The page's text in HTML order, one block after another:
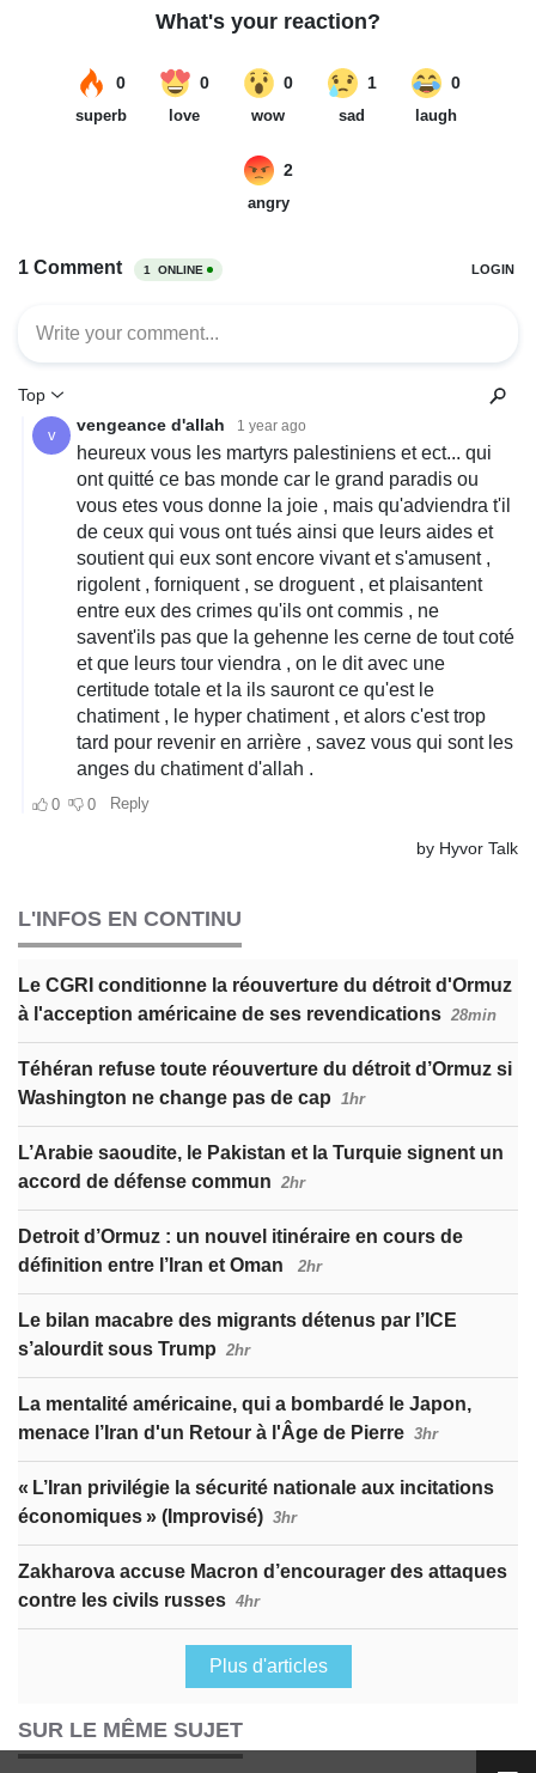
L'INFOS EN CONTINU
Le CGRI conditionne la réouverture du détroit d'Ormuz
à l'acception américaine de ses revendications 28min
Téhéran refuse toute réouverture du détroit d’Ormuz si
Washington ne change pas de cap 1hr
L’Arabie saoudite, le Pakistan et la Turquie signent un
accord de défense commun 2hr
Detroit d’Ormuz : un nouvel itinéraire en cours de
définition entre l’Iran et Oman
2hr
Le bilan macabre des migrants détenus par l’ICE
s’alourdit sous Trump 2hr
La mentalité américaine, qui a bombardé le Japon,
menace l’Iran d'un Retour à l'Âge de Pierre 3hr
« L’Iran privilégie la sécurité nationale aux incitations
économiques » (Improvisé) 3hr
Zakharova accuse Macron d’encourager des attaques
contre les civils russes 4hr
Plus d'articles
SUR LE MÊME SUJET